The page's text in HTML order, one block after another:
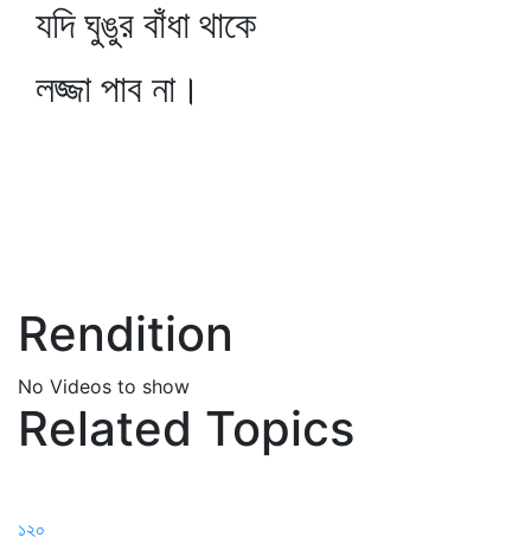
যদি ঘুঙুর বাঁধা থাকে
লজ্জা পাব না।
Rendition
No Videos to show
Related Topics
১২০